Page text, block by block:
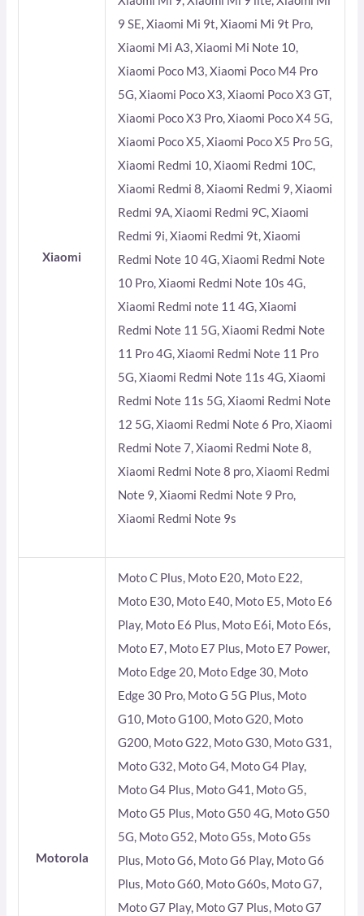
Xiaomi
9 SE, Xiaomi Mi 9t, Xiaomi Mi 9t Pro,
Xiaomi Mi A3, Xiaomi Mi Note 10,
Xiaomi Poco M3, Xiaomi Poco M4 Pro
5G, Xiaomi Poco X3, Xiaomi Poco X3 GT,
Xiaomi Poco X3 Pro, Xiaomi Poco X4 5G,
Xiaomi Poco X5, Xiaomi Poco X5 Pro 5G,
Xiaomi Redmi 10, Xiaomi Redmi 10C,
Xiaomi Redmi 8, Xiaomi Redmi 9, Xiaomi
Redmi 9A, Xiaomi Redmi 9C, Xiaomi
Redmi 9i, Xiaomi Redmi 9t, Xiaomi
Redmi Note 10 4G, Xiaomi Redmi Note
10 Pro, Xiaomi Redmi Note 10s 4G,
Xiaomi Redmi note 11 4G, Xiaomi
Redmi Note 11 5G, Xiaomi Redmi Note
11 Pro 4G, Xiaomi Redmi Note 11 Pro
5G, Xiaomi Redmi Note 11s 4G, Xiaomi
Redmi Note 11s 5G, Xiaomi Redmi Note
12 5G, Xiaomi Redmi Note 6 Pro, Xiaomi
Redmi Note 7, Xiaomi Redmi Note 8,
Xiaomi Redmi Note 8 pro, Xiaomi Redmi
Note 9, Xiaomi Redmi Note 9 Pro,
Xiaomi Redmi Note 9s
Motorola
Moto C Plus, Moto E20, Moto E22,
Moto E30, Moto E40, Moto E5, Moto E6
Play, Moto E6 Plus, Moto E6i, Moto E6s,
Moto E7, Moto E7 Plus, Moto E7 Power,
Moto Edge 20, Moto Edge 30, Moto
Edge 30 Pro, Moto G 5G Plus, Moto
G10, Moto G100, Moto G20, Moto
G200, Moto G22, Moto G30, Moto G31,
Moto G32, Moto G4, Moto G4 Play,
Moto G4 Plus, Moto G41, Moto G5,
Moto G5 Plus, Moto G50 4G, Moto G50
5G, Moto G52, Moto G5s, Moto G5s
Plus, Moto G6, Moto G6 Play, Moto G6
Plus, Moto G60, Moto G60s, Moto G7,
Moto G7 Play, Moto G7 Plus, Moto G7